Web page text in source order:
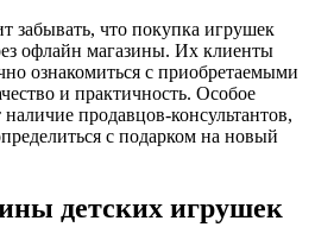
забывать, что покупка игрушек
офлайн магазины. Их клиенты
ознакомиться с приобретаемыми
и практичность. Особое
продавцов-консультантов,
с подарком на новый
детских игрушек